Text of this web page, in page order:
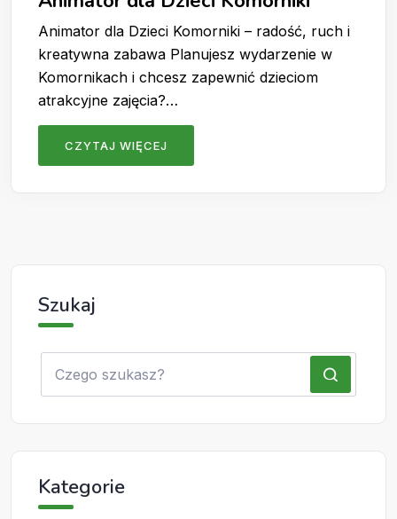
Animator dla Dzieci Komorniki – radość, ruch i
kreatywna zabawa Planujesz wydarzenie w
Komornikach i chcesz zapewnić dzieciom
atrakcyjne zajęcia?…
CZYTAJ WIĘCEJ
Szukaj
Kategorie